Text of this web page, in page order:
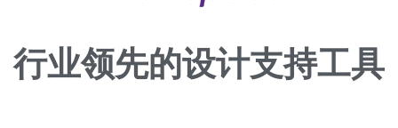
行业领先的设计支持工具